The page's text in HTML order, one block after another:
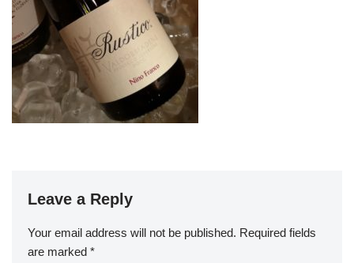
Leave a Reply
Your email address will not be published. Required fields
are marked *